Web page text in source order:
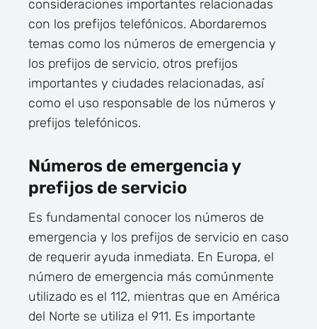
consideraciones importantes relacionadas
con los prefijos telefónicos. Abordaremos
temas como los números de emergencia y
los prefijos de servicio, otros prefijos
importantes y ciudades relacionadas, así
como el uso responsable de los números y
prefijos telefónicos.
Números de emergencia y
prefijos de servicio
Es fundamental conocer los números de
emergencia y los prefijos de servicio en caso
de requerir ayuda inmediata. En Europa, el
número de emergencia más comúnmente
utilizado es el 112, mientras que en América
del Norte se utiliza el 911. Es importante